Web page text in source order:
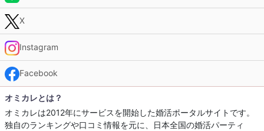
X
Instagram
Facebook
オミカレとは？
オミカレは2012年にサービスを開始した婚活ポータルサイトです。
独自のランキングや口コミ情報を元に、日本全国の婚活パーティ